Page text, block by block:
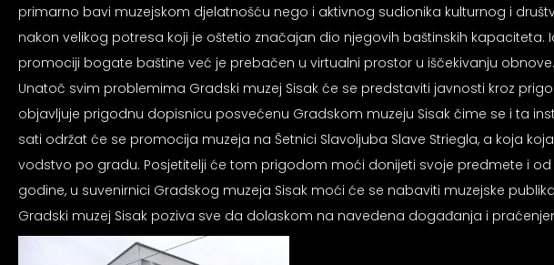
primarno bavi muzejskom djelatnošću nego i aktivnog sudionika kulturnog i
nakon velikog potresa koji je oštetio značajan dio njegovih baštinskih
promociji bogate baštine već je prebačen u virtualni prostor u iščekivanju obnove.
Unatoč svim problemima Gradski muzej Sisak će se predstaviti javnosti kroz
objavljuje prigodnu dopisnicu posvećenu Gradskom muzeju Sisak čime se i ta
sati održat će se promocija muzeja na Šetnici Slavoljuba Slave Striegla, a koja
vodstvo po gradu. Posjetitelji će tom prigodom moći donijeti svoje predmete i
godine, u suvenirnici Gradskog muzeja Sisak moći će se nabaviti muzejske
Gradski muzej Sisak poziva sve da dolaskom na navedena događanja i
prijateljski režim
režim za epilepsiju